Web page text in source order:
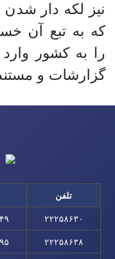
نیز لکه دار
که به تبع آن
را به کشور
گزارشات و
تلفن
۲۲۲۵۸۶۳۰
۲۲۲۵۸۶۳۸